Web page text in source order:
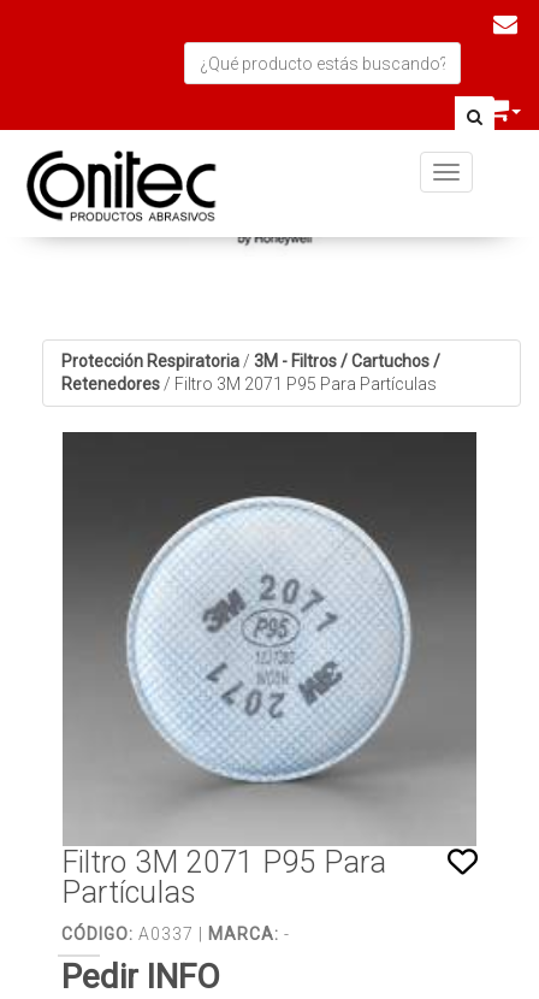
Toggle
Protección Respiratoria / 3M - Filtros / Cartuchos /
Retenedores / Filtro 3M 2071 P95 Para Partículas
Filtro 3M 2071 P95 Para
Partículas
CÓDIGO: A0337 | MARCA: -
Pedir INFO